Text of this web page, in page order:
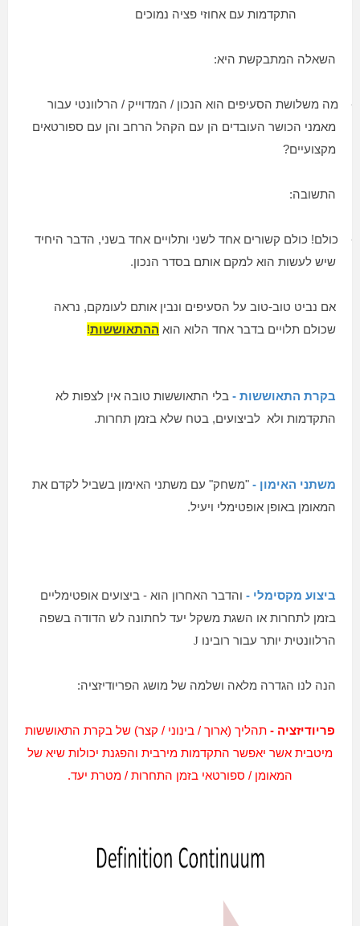
התקדמות עם אחוזי פציה נמוכים
השאלה המתבקשת היא:
-
מה משלושת הסעיפים הוא הנכון / המדוייק / הרלוונטי עבור
מאמני הכושר העובדים הן עם הקהל הרחב והן עם ספורטאים
מקצועיים?
התשובה:
-
כולם! כולם קשורים אחד לשני ותלויים אחד בשני, הדבר היחיד
שיש לעשות הוא למקם אותם בסדר הנכון.
אם נביט טוב-טוב על הסעיפים ונבין אותם לעומקם, נראה
שכולם תלויים בדבר אחד הלוא הוא ההתאוששות!
בקרת התאוששות - בלי התאוששות טובה אין לצפות לא
התקדמות ולא לביצועים, בטח שלא בזמן תחרות.
משתני האימון - "משחק" עם משתני האימון בשביל לקדם את
המאומן באופן אופטימלי ויעיל.
ביצוע מקסימלי - והדבר האחרון הוא - ביצועים אופטימליים
בזמן לתחרות או השגת משקל יעד לחתונה לש הדודה בשפה
הרלוונטית יותר עבור רובינו J
הנה לנו הגדרה מלאה ושלמה של מושג הפריודיזציה:
פריודיזציה - תהליך (ארוך / בינוני / קצר) של בקרת התאוששות
מיטבית אשר יאפשר התקדמות מירבית והפגנת יכולות שיא של
המאומן / ספורטאי בזמן התחרות / מטרת יעד.